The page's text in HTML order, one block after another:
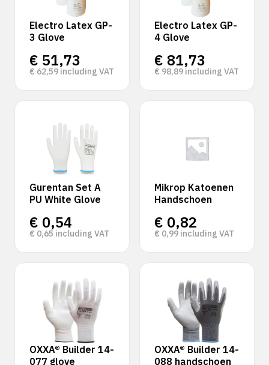
Electro Latex GP-
3 Glove
€ 51,73
€ 62,59 including VAT
Electro Latex GP-
4 Glove
€ 81,73
€ 98,89 including VAT
Gurentan Set A
PU White Glove
€ 0,54
€ 0,65 including VAT
Mikrop Katoenen
Handschoen
€ 0,82
€ 0,99 including VAT
OXXA® Builder 14-
077 glove
OXXA® Builder 14-
088 handschoen